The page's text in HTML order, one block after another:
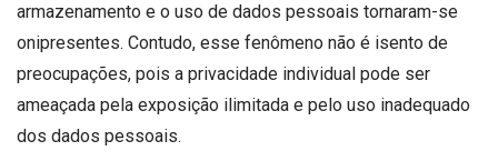
armazenamento e o uso de dados pessoais tornaram-se
onipresentes. Contudo, esse fenômeno não é isento de
preocupações, pois a privacidade individual pode ser
ameaçada pela exposição ilimitada e pelo uso inadequado
dos dados pessoais.